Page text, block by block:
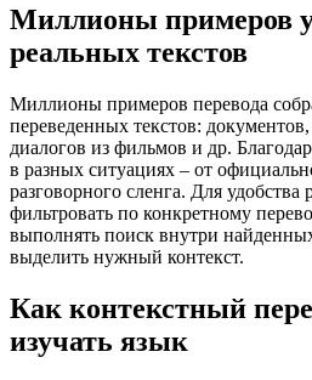
Миллионы примеров
реальных текстов
Миллионы примеров перевода
переведенных текстов:
диалогов из фильмов и др.
в разных ситуациях – от
разговорного сленга. Для удобства
фильтровать по конкретному
выполнять поиск внутри
выделить нужный контекст.
Как контекстный
изучать язык